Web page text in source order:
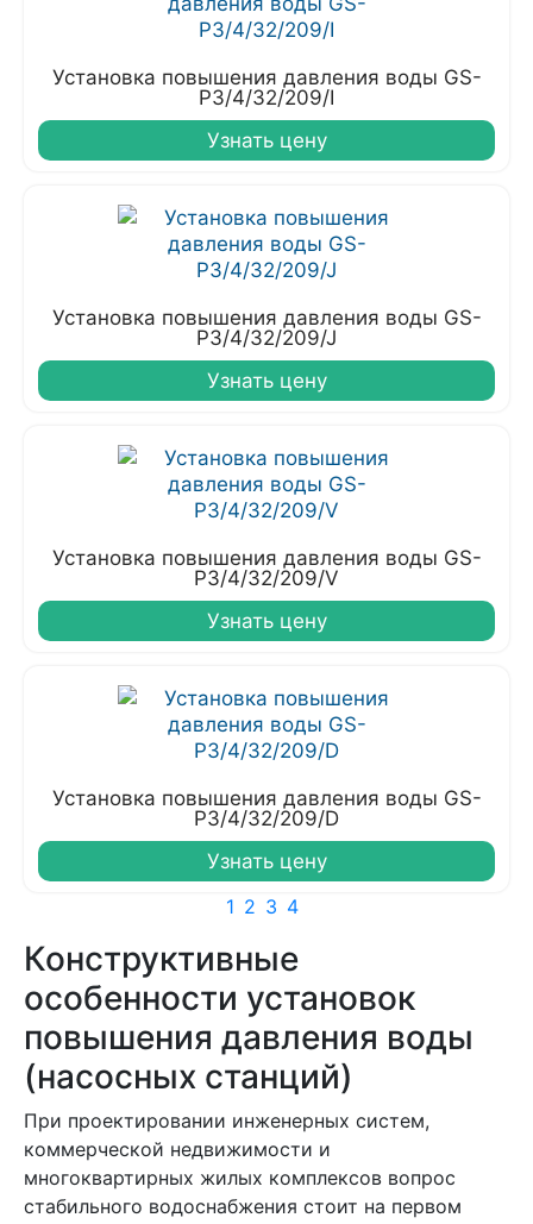
Установка повышения давления воды GS-
P3/4/32/209/I
Узнать цену
Установка повышения давления воды GS-
P3/4/32/209/J
Узнать цену
Установка повышения давления воды GS-
P3/4/32/209/V
Узнать цену
Установка повышения давления воды GS-
P3/4/32/209/D
Узнать цену
1 2 3 4
Конструктивные
особенности установок
повышения давления воды
(насосных станций)
При проектировании инженерных систем,
коммерческой недвижимости и
многоквартирных жилых комплексов вопрос
стабильного водоснабжения стоит на первом